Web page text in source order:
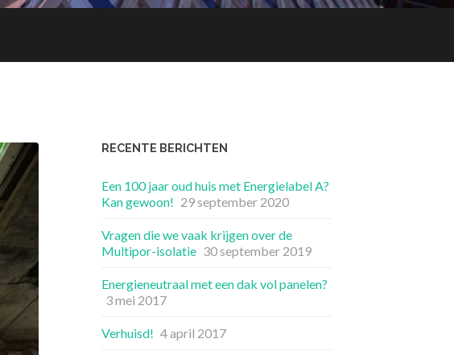
RECENTE BERICHTEN
Een 100 jaar oud huis met Energielabel A?
Kan gewoon! 29 september 2020
Vragen die we vaak krijgen over de
Multipor-isolatie 30 september 2019
Energieneutraal met een dak vol panelen?
3 mei 2017
Verhuisd! 4 april 2017